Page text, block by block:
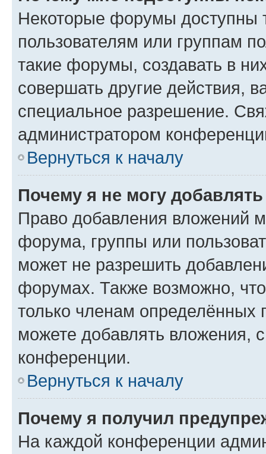
Некоторые форумы доступны
пользователям или группам
такие форумы, создавать в
совершать другие действия,
специальное разрешение.
администратором
Вернуться к началу
Почему я не могу
Право добавления вложений
форума, группы или
может не разрешить
форумах. Также возможно,
только членам определённых
можете добавлять вложения,
конференции.
Вернуться к началу
Почему я получил
На каждой конференции